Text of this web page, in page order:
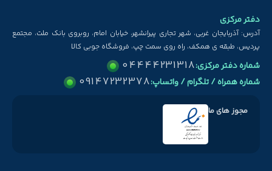
دفتر مرکزی
آدرس: آذربایجان غربی، شهر تجاری پیرانشهر، خیابان امام، روبروی بانک ملت، مجتمع
پردیس، طبقه ی همکف، راه روی سمت چپ، فروشگاه جوبی کالا
شماره دفتر مرکزی:04444231318
شماره همراه / تلگرام / واتساپ:09147232378
مجوز های ما